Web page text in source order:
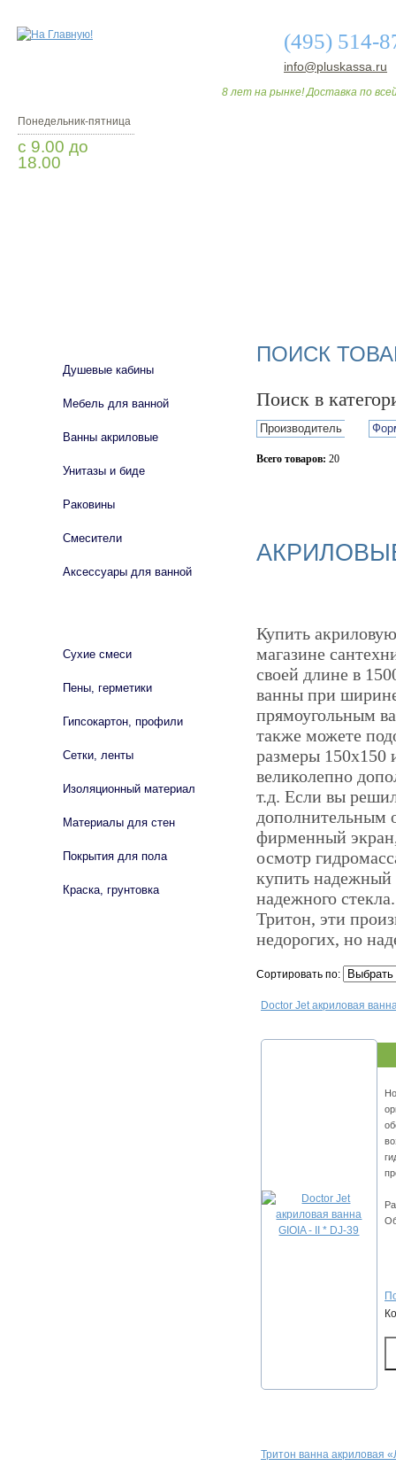
(495) 514-
info@pluskassa.ru
8 лет на рынке! Доставка по
Понедельник-пятница
с 9.00 до
18.00
ПОИСК
Поиск в
Производитель
Всего товаров: 20
Купить
магазине
своей длине в
ванны при
прямоугольным
также можете
размеры 150х150
великолепно
т.д. Если вы
дополнительным
фирменный
осмотр
купить надежный
надежного
Тритон, эти
недорогих, но
Сортировать по:
Doctor Jet акриловая
Тритон ванна акриловая
Душевые кабины
Мебель для ванной
Ванны акриловые
Унитазы и биде
Раковины
Смесители
Аксессуары для ванной
Сухие смеси
Пены, герметики
Гипсокартон, профили
Сетки, ленты
Изоляционный материал
Материалы для стен
Покрытия для пола
Краска, грунтовка